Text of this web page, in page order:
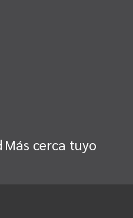
Más cerca tuyo